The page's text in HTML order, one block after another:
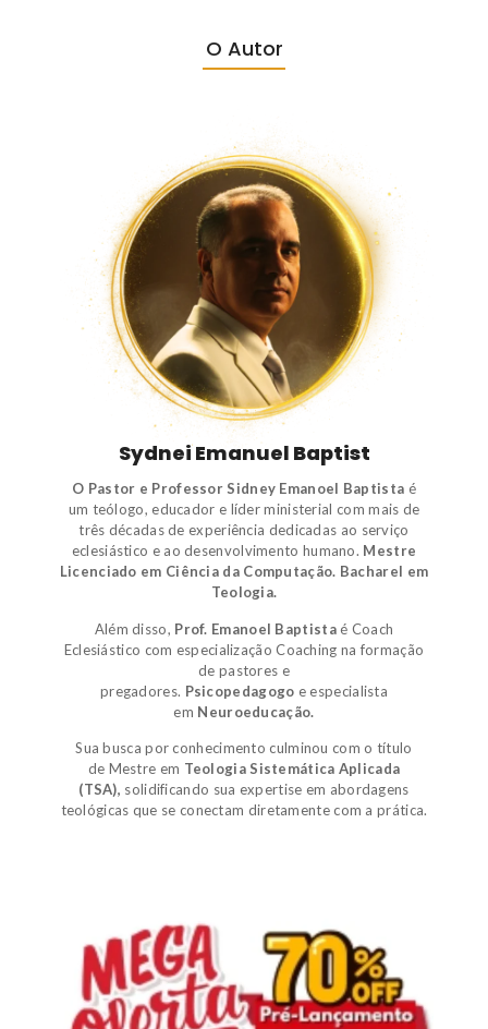
O Autor
Sydnei Emanuel Baptist
O Pastor e Professor Sidney Emanoel Baptista é
um teólogo, educador e líder ministerial com mais de
três décadas de experiência dedicadas ao serviço
eclesiástico e ao desenvolvimento humano. Mestre
Licenciado em Ciência da Computação. Bacharel em
Teologia.
Além disso, Prof. Emanoel Baptistaé Coach
Eclesiástico com especialização Coaching na formação
de pastores e
pregadores. Psicopedagogo e especialista
em Neuroeducação.
Sua busca por conhecimento culminou com o título
de Mestre em Teologia Sistemática Aplicada
(TSA), solidificando sua expertise em abordagens
teológicas que se conectam diretamente com a prática.